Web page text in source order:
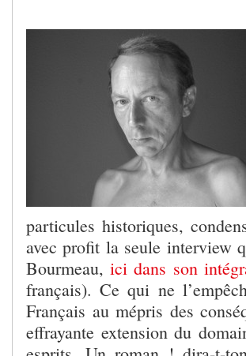
particules historiques,
avec profit la seule interview
Bourmeau, ici dans son
français). Ce qui ne
Français au mépris des
effrayante extension du